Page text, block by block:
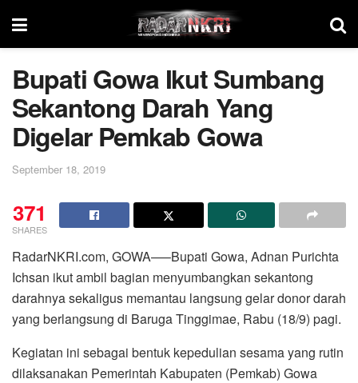
Bupati Gowa Ikut Sumbang
Sekantong Darah Yang
Digelar Pemkab Gowa
September 18, 2019
371
SHARES
RadarNKRI.com, GOWA—–Bupati Gowa, Adnan Purichta
Ichsan ikut ambil bagian menyumbangkan sekantong
darahnya sekaligus memantau langsung gelar donor darah
yang berlangsung di Baruga Tinggimae, Rabu (18/9) pagi.
Kegiatan ini sebagai bentuk kepedulian sesama yang rutin
dilaksanakan Pemerintah Kabupaten (Pemkab) Gowa